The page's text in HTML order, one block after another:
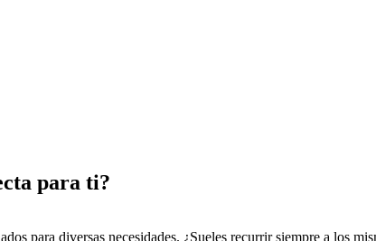
para ti?
para diversas necesidades. ¿Sueles recurrir siempre a los